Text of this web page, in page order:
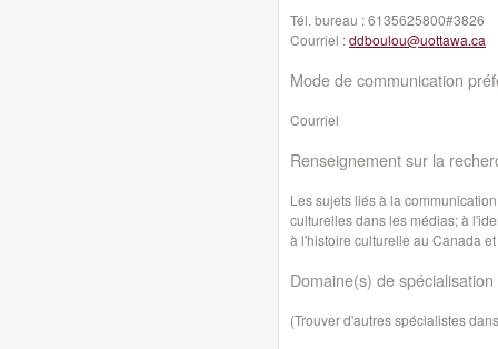
Tél. bureau :6135625800#3826
Courriel :ddboulou@uottawa.ca
Mode de communication
Courriel
Renseignement sur la
Les sujets liés à la
culturelles dans les médias; à
à l'histoire culturelle au Canada
Domaine(s) de spécialisation
(Trouver d'autres spécialistes